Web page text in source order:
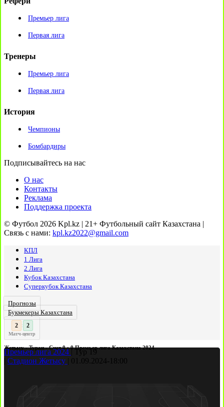
Премьер лига
Первая лига
Тренеры
Премьер лига
Первая лига
История
Чемпионы
Бомбардиры
Подписывайтесь на нас
О нас
Контакты
Реклама
Поддержка проекта
© Футбол 2026 Kpl.kz | 21+ Футбольный сайт Казахстана |
Связь с нами: kpl.kz2022@gmail.com
КПЛ
1 Лига
2 Лига
Кубок Казахстана
Суперкубок Казахстана
Прогнозы
Букмекеры Казахстана
3
:
Матч-центр
Жетысу - Туран - Счет 0 : 0 Премьер лига Казахстана 2024
Премьер лига 2024 | Тур 19
Стадион Жетысу 01.09.2024- 18:00